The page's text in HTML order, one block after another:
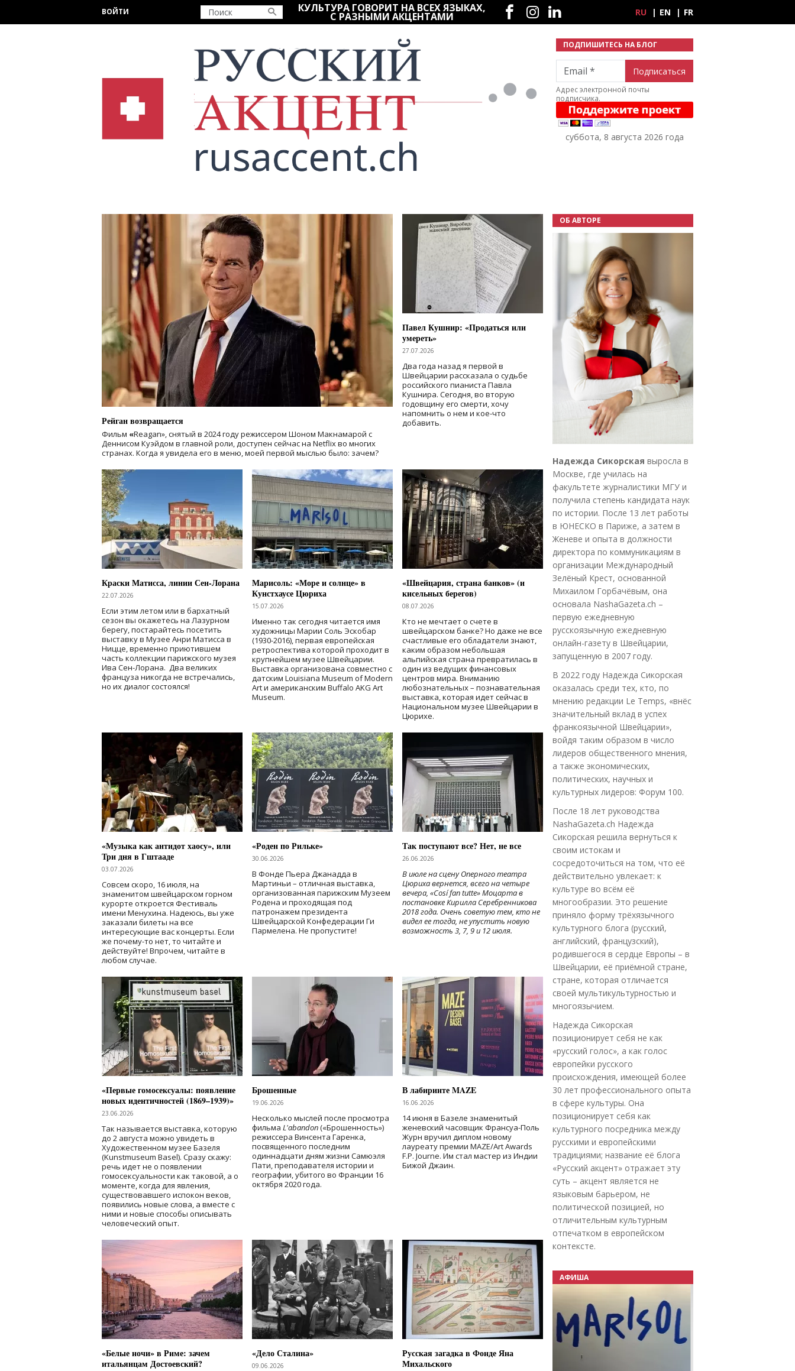
ВОЙТИ КУЛЬТУРА ГОВОРИТ НА ВСЕХ ЯЗЫКАХ,
С РАЗНЫМИ АКЦЕНТАМИ
Социальные сети
RU EN FR
ПОДПИШИТЕСЬ НА БЛОГ
Email
Адрес электронной почты
подписчика.
суббота, 8 августа 2026 года
Рейган возвращается
Фильм «Reagan», снятый в 2024 годурежиссером Шоном Макнамарой с
Деннисом Куэйдом в главной роли, доступен сейчас на Netflix во многих
странах. Когда я увидела его в меню, моей первой мыслью было: зачем?
Павел Кушнир: «Продаться или
умереть»
27.07.2026
Два года назад я первой в
Швейцарии рассказала о судьбе
российского пианиста Павла
Кушнира. Сегодня, во вторую
годовщину его смерти, хочу
напомнить о нем и кое-что
добавить.
Краски Матисса, линии Сен-Лорана
22.07.2026
Если этим летом или в бархатный
сезон вы окажетесь на Лазурном
берегу, постарайтесь посетить
выставку в Музее Анри Матисса в
Ницце, временно приютившем
часть коллекции парижского музея
Ива Сен-Лорана. Два великих
француза никогда не встречались,
но их диалог состоялся!
Марисоль: «Море и солнце» в
Кунстхаусе Цюриха
15.07.2026
Именно так сегодня читается имя
художницы Марии Соль Эскобар
(1930-2016), первая европейская
ретроспектива которой проходит в
крупнейшем музее Швейцарии.
Выставка организована совместно с
датским Louisiana Museum of Modern
Art и американским Buffalo AKG Art
Museum.
«Швейцария, страна банков» (и
кисельных берегов)
08.07.2026
Кто не мечтает о счете в
швейцарском банке? Но даже не все
счастливые его обладатели знают,
каким образом небольшая
альпийская страна превратилась в
один из ведущих финансовых
центров мира. Вниманию
любознательных – познавательная
выставка, которая идет сейчас в
Национальном музее Швейцарии в
Цюрихе.
«Музыка как антидот хаосу», или
Три дня в Гштааде
03.07.2026
Совсем скоро, 16 июля, на
знаменитом швейцарском горном
курорте откроется Фестиваль
имени Менухина. Надеюсь, вы уже
заказали билеты на все
интересующие вас концерты. Если
же почему-то нет, то читайте и
действуйте! Впрочем, читайте в
любом случае.
«Роден по Рильке»
30.06.2026
В Фонде Пьера Джанадда в
Мартиньи – отличная выставка,
организованная парижским Музеем
Родена и проходящая под
патронажем президента
Швейцарской Конфедерации Ги
Пармелена. Не пропустите!
Так поступают все? Нет, не все
26.06.2026
В июле на сцену Оперного театра
Цюриха вернется, всего на четыре
вечера, «Cosí fan tutte» Моцарта в
постановке Кирилла Серебренникова
2018 года. Очень советую тем, кто не
видел ее тогда, не упустить новую
возможность 3, 7, 9 и 12 июля.
«Первые гомосексуалы: появление
новых идентичностей (1869–1939)»
23.06.2026
Так называется выставка, которую
до 2 августа можно увидеть в
Художественном музее Базеля
(Kunstmuseum Basel). Сразу скажу:
речь идет не о появлении
гомосексуальности как таковой, а о
моменте, когда для явления,
существовавшего испокон веков,
появились новые слова, а вместе с
ними и новые способы описывать
человеческий опыт.
Брошенные
19.06.2026
Несколько мыслей после просмотра
фильма L'abandon(«Брошенность»)
режиссера Винсента Гаренка,
посвященного последним
одиннадцати дням жизни Самюэля
Пати, преподавателя истории и
географии, убитого во Франции 16
октября 2020 года.
В лабиринте MAZE
16.06.2026
14 июня в Базеле знаменитый
женевский часовщик Франсуа-Поль
Журн вручил диплом новому
лауреату премии MAZE/Art Awards
F.P. Journe. Им стал мастер из Индии
Бижой Джаин.
«Белые ночи» в Риме: зачем
итальянцам Достоевский?
«Дело Сталина»
09.06.2026
Русская загадка в Фонде Яна
Михальского
ОБ АВТОРЕ
Надежда Сикорская выросла в
Москве, где училась на
факультете журналистики МГУ и
получила степень кандидата наук
по истории. После 13 лет работы
в ЮНЕСКО в Париже, а затем в
Женеве и опыта в должности
директора по коммуникациям в
организации Международный
Зелёный Крест, основанной
Михаилом Горбачёвым, она
основала NashaGazeta.ch –
первую ежедневную
русскоязычную ежедневную
онлайн-газету в Швейцарии,
запущенную в 2007 году.
В 2022 году Надежда Сикорская
оказалась среди тех, кто, по
мнению редакции Le Temps, «внёс
значительный вклад в успех
франкоязычной Швейцарии»,
войдя таким образом в число
лидеров общественного мнения,
а также экономических,
политических, научных и
культурных лидеров: Форум 100.
После 18 лет руководства
NashaGazeta.ch Надежда
Сикорская решила вернуться к
своим истокам и
сосредоточиться на том, что её
действительно увлекает: к
культуре во всём её
многообразии. Это решение
приняло форму трёхязычного
культурного блога (русский,
английский, французский),
родившегося в сердце Европы – в
Швейцарии, её приёмной стране,
стране, которая отличается
своей мультикультурностью и
многоязычием.
Надежда Сикорская
позиционирует себя не как
«русский голос», а как голос
европейки русского
происхождения, имеющей более
30 лет профессионального опыта
в сфере культуры. Она
позиционирует себя как
культурного посредника между
русскими и европейскими
традициями; название её блога
«Русский акцент» отражает эту
суть – акцент является не
языковым барьером, не
политической позицией, но
отличительным культурным
отпечатком в европейском
контексте.
АФИША